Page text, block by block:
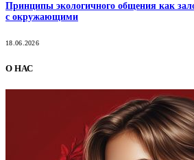
Принципы экологичного общения как
с окружающими
18.06.2026
О НАС